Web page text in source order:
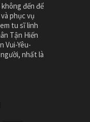
đến để
phục vụ
tu sĩ linh
Tận Hiến
Vui-Yêu-
nhất là